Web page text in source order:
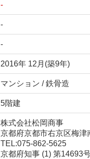
-
-
-
2016年 12月(築9年)
マンション / 鉄骨造
5階建
株式会社松岡商事
京都府京都市右京区梅津
TEL:075-862-5625
京都府知事 (1) 第14693